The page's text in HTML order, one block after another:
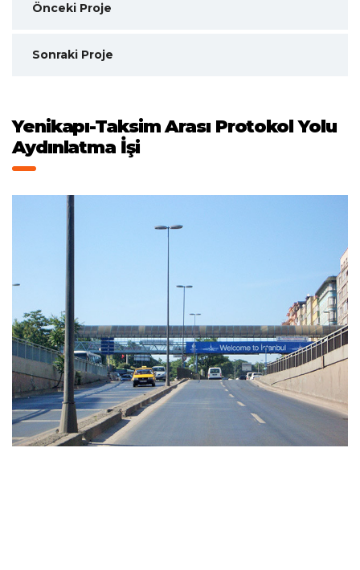
Önceki Proje
Sonraki Proje
Yenikapı-Taksim Arası Protokol Yolu
Aydınlatma İşi